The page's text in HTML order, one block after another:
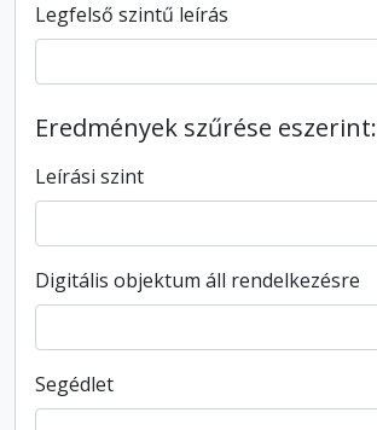
Legfelső szintű leírás
Eredmények szűrése eszerint:
Leírási szint
Digitális objektum áll rendelkezésre
Segédlet